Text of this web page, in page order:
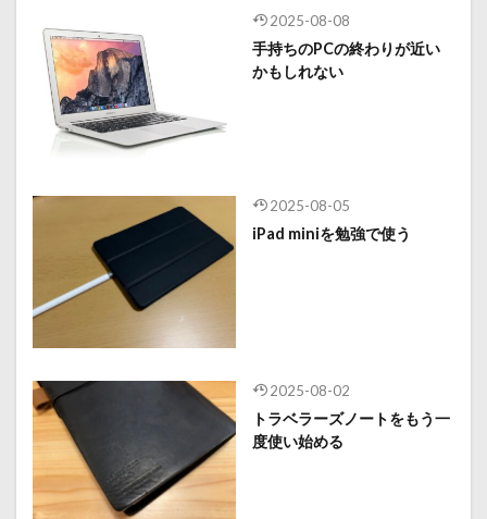
2025-08-08
手持ちのPCの終わりが近い
かもしれない
2025-08-05
iPad miniを勉強で使う
2025-08-02
トラベラーズノートをもう一
度使い始める